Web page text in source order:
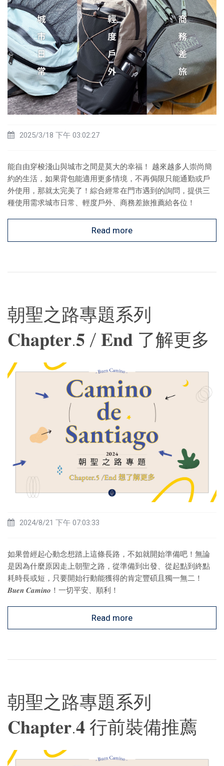
2025/3/18 下午 03:02:27
能自由穿梭淺山與城市之間是莫大的幸福！ 越來越多人崇尚簡
約的生活，如果背包能適用更多情境，不再侷限只能通勤或戶
外使用，那就太完美了！綜合經常在門市遇到的詢問，提供三
種使用需求城市日常、輕度戶外、商務差旅推薦給各位！
Read more
朝聖之路專題系列
𝐂𝐡𝐚𝐩𝐭𝐞𝐫.𝟓 / 𝐄𝐧𝐝 了解更多
2024/8/21 下午 07:03:33
如果曾經起心動念想踏上這條長路，不如就開始準備吧！無論
是因為什麼原因走上朝聖之路，從準備到出發、從起點到終點
耗時長或短，只要開始行動能獲得的肯定豐碩且獨一無二！
𝑩𝒖𝒆𝒏 𝑪𝒂𝒎𝒊𝒏𝒐！一切平安、順利！
Read more
朝聖之路專題系列
𝐂𝐡𝐚𝐩𝐭𝐞𝐫.𝟒 行前裝備推薦